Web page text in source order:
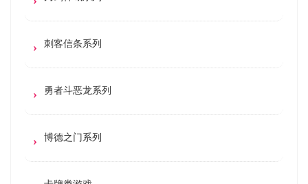
刺客信条系列
勇者斗恶龙系列
博德之门系列